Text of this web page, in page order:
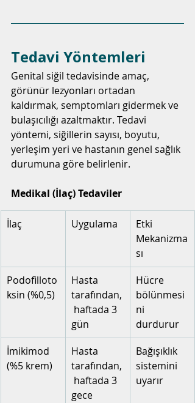
Tedavi Yöntemleri
Genital siğil tedavisinde amaç,
görünür lezyonları ortadan
kaldırmak, semptomları gidermek ve
bulaşıcılığı azaltmaktır. Tedavi
yöntemi, siğillerin sayısı, boyutu,
yerleşim yeri ve hastanın genel sağlık
durumuna göre belirlenir.
Medikal (İlaç) Tedaviler
İlaç Uygulama
Etki
Mekanizma
sı
Podofilloto
ksin (%0,5)
Hasta
tarafından,
haftada 3
gün
Hücre
bölünmesi
ni
durdurur
İmikimod
(%5 krem)
Hasta
tarafından,
haftada 3
gece
Bağışıklık
sistemini
uyarır